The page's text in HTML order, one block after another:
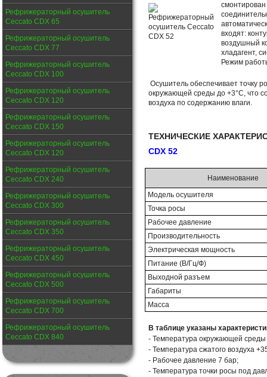
Рефрижераторный осушитель
Ceccato CDX 65
Рефрижераторный осушитель
Ceccato CDX 77
Рефрижераторный осушитель
Ceccato CDX 100
Рефрижераторный осушитель
Ceccato CDX 120
Рефрижераторный осушитель
Ceccato CDX 150
Рефрижераторный осушитель
Ceccato CDX 120
Рефрижераторный осушитель
Ceccato CDX 240
Рефрижераторный осушитель
Ceccato CDX 300
Рефрижераторный осушитель
Ceccato CDX 350
Рефрижераторный осушитель
Ceccato CDX 450
Рефрижераторный осушитель
Ceccato CDX 500
Рефрижераторный осушитель
Ceccato CDX 700
Рефрижераторный осушитель
Ceccato CDX 840
входят:
воздушный
хладагент,
Режим
Осушитель обеспечивает точку
окружающей среды до +3°С, что
воздуха по содержанию влаги.
ТЕХНИЧЕСКИЕ
CDX 52
Наименование
Модель осушителя
Точка росы
Рабочее давление
Производительность
Электрическая мощность
Питание (В/Гц/Ф)
Выходной разъем
Габариты
Масса
В таблице указаны
- Температура окружающей
- Температура сжатого воздуха
- Рабочее давление 7 бар;
- Температура точки росы под